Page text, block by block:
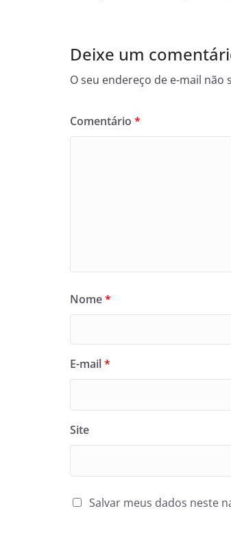
Deixe um
O seu endereço de e-mail não
Comentário *
Nome*
E-mail*
Site
Salvar meus dados neste